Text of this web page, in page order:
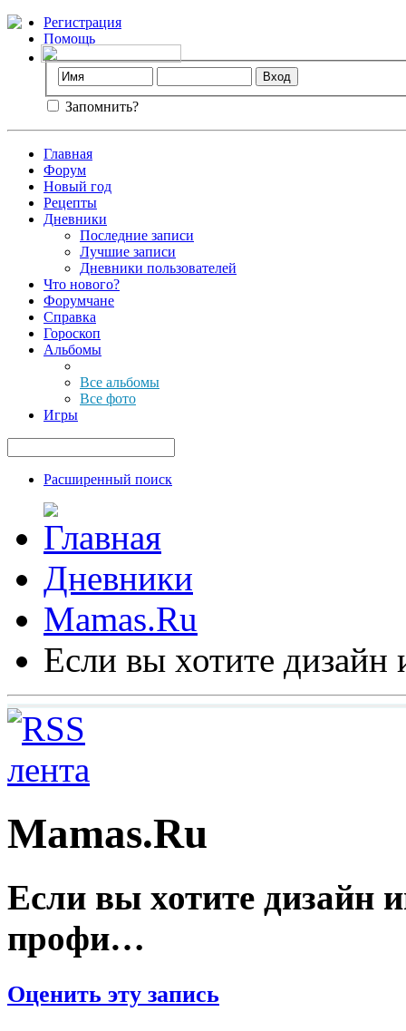
Регистрация
Помощь
Запомнить?
Главная
Форум
Новый год
Рецепты
Дневники
Последние записи
Лучшие записи
Дневники пользователей
Что нового?
Форумчане
Справка
Гороскоп
Альбомы
Все альбомы
Все фото
Игры
Расширенный поиск
Дневники
Mamas.Ru
Если вы хотите
Mamas.Ru
Если вы хотите дизайн
профи…
Оценить эту запись